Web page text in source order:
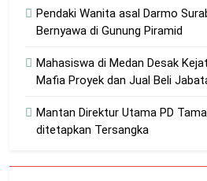
Pendaki Wanita asal Darmo
Bernyawa di Gunung Piramid
Mahasiswa di Medan Desak
Mafia Proyek dan Jual Beli
Mantan Direktur Utama PD
ditetapkan Tersangka